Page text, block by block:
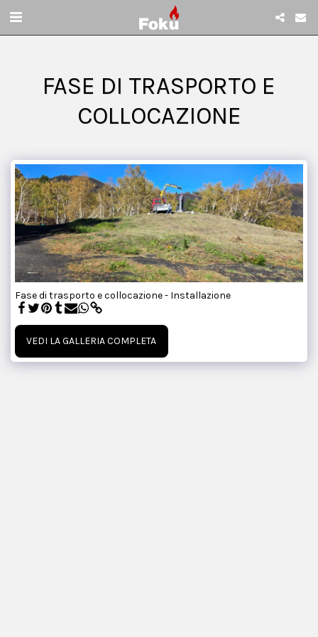
FASE DI TRASPORTO E
COLLOCAZIONE
Fase di trasporto e collocazione - Installazione
VEDI LA GALLERIA COMPLETA